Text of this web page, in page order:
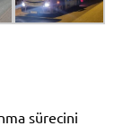
sürecini